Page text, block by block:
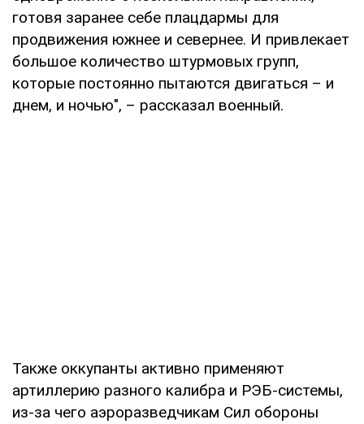
готовя заранее себе плацдармы для
продвижения южнее и севернее. И привлекает
большое количество штурмовых групп,
которые постоянно пытаются двигаться – и
днем, и ночью", – рассказал военный.
Также оккупанты активно применяют
артиллерию разного калибра и РЭБ-системы,
из-за чего аэроразведчикам Сил обороны